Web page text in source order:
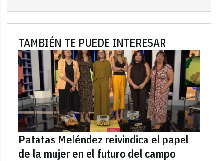
TAMBIÉN TE PUEDE INTERESAR
Patatas Meléndez reivindica el papel
de la mujer en el futuro del campo